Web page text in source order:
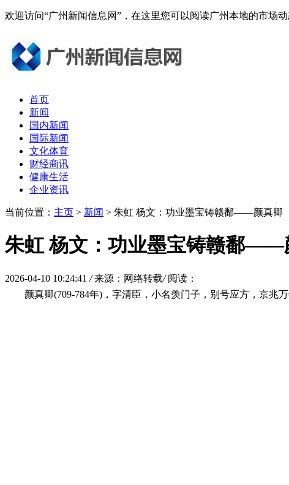
欢迎访问“广州新闻信息网”，在这里您可以阅读广州本地的市场
首页
新闻
国内新闻
国际新闻
文化体育
财经商讯
健康生活
企业资讯
当前位置： 主页 > 新闻 > 朱虹 杨文：功业墨宝铸赣鄱——颜真卿
朱虹 杨文：功业墨宝铸赣鄱——
2026-04-10 10:24:41 / 来源：网络转载/ 阅读：
颜真卿(709-784年)，字清臣，小名羡门子，别号应方，京兆